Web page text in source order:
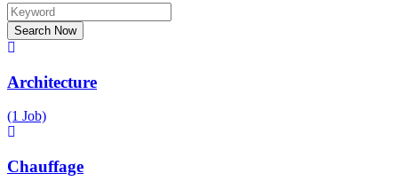
Keyword
Search Now
Architecture
(1 Job)
Chauffage